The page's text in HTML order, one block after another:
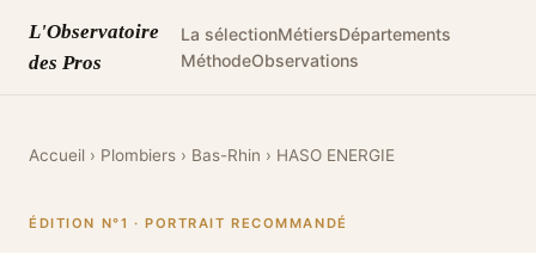
L'Observatoire
des Pros
La sélectionMétiersDépartements
MéthodeObservations
Accueil › Plombiers › Bas-Rhin › HASO ENERGIE
ÉDITION N°1 · PORTRAIT RECOMMANDÉ